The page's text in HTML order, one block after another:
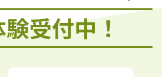
受付中！